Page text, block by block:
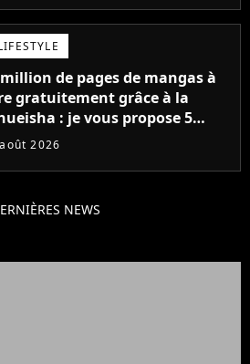
de pages de mangas à
gratuitement grâce à la
: je vous propose 5
jamais sortis en France
2026
NEWS